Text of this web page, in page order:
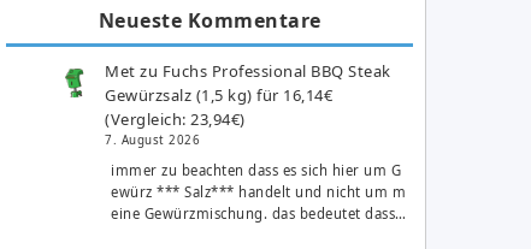
Neueste Kommentare
Met zu Fuchs Professional BBQ Steak
Gewürzsalz (1,5 kg) für 16,14€
(Vergleich: 23,94€)
7. August 2026
immer zu beachten dass es sich hier um G
ewürz *** Salz*** handelt und nicht um m
eine Gewürzmischung. das bedeutet dass…